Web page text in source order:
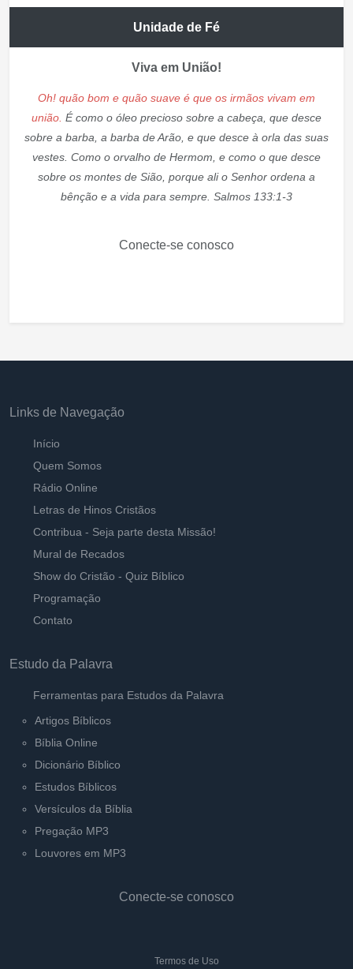
Unidade de Fé
Viva em União!
Oh! quão bom e quão suave é que os irmãos vivam em
união. É como o óleo precioso sobre a cabeça, que desce
sobre a barba, a barba de Arão, e que desce à orla das suas
vestes. Como o orvalho de Hermom, e como o que desce
sobre os montes de Sião, porque ali o Senhor ordena a
bênção e a vida para sempre. Salmos 133:1-3
Conecte-se conosco
Links de Navegação
Início
Quem Somos
Rádio Online
Letras de Hinos Cristãos
Contribua - Seja parte desta Missão!
Mural de Recados
Show do Cristão - Quiz Bíblico
Programação
Contato
Estudo da Palavra
Ferramentas para Estudos da Palavra
Artigos Bíblicos
Bíblia Online
Dicionário Bíblico
Estudos Bíblicos
Versículos da Bíblia
Pregação MP3
Louvores em MP3
Conecte-se conosco
Termos de Uso